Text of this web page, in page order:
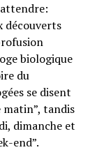
découverts
biologique
du
se disent
matin”, tandis
dimanche et
end”.